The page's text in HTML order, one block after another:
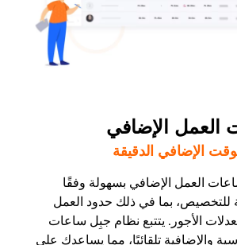
العمل الإضافي
الإضافي الدقيقة
العمل الإضافي بسهولة وفقًا
للتخصيص، بما في ذلك حدود العمل
الأجور. يتتبع نظام جبِل ساعات
والإضافية تلقائيًا، مما يساعدك على